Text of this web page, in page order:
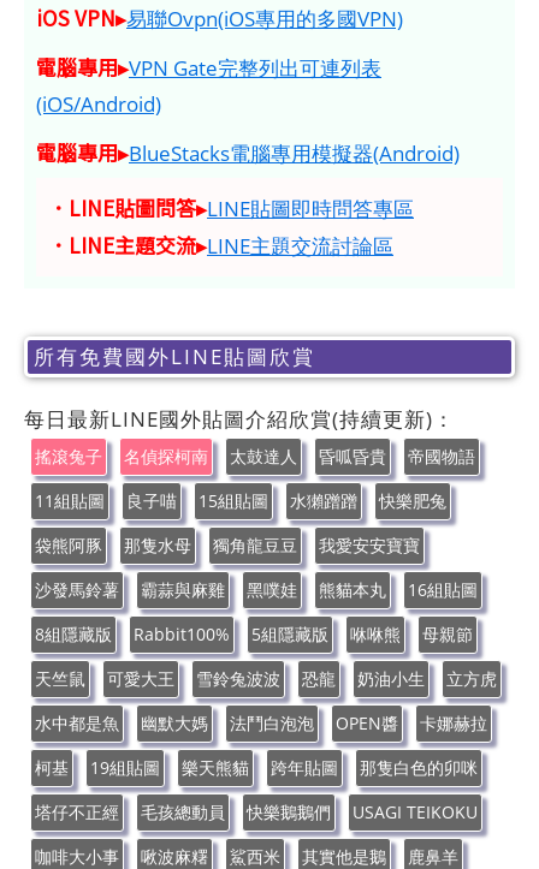
iOS VPN▸易聯Ovpn(iOS專用的多國VPN)
電腦專用▸VPN Gate完整列出可連列表
(iOS/Android)
電腦專用▸BlueStacks電腦專用模擬器(Android)
．LINE貼圖問答▸LINE貼圖即時問答專區
．LINE主題交流▸LINE主題交流討論區
所有免費國外LINE貼圖欣賞
每日最新LINE國外貼圖介紹欣賞(持續更新)：
搖滾兔子 名偵探柯南 太鼓達人 昏呱昏貴
帝國物語
11組貼圖
良子喵 15組貼圖 水獺蹭蹭
快樂肥兔
袋熊阿豚
那隻水母 獨角龍豆豆
我愛安安寶寶
沙發馬鈴薯
霸蒜與麻雞 黑噗娃 熊貓本丸
16組貼圖
8組隱藏版
Rabbit100% 5組隱藏版 咻咻熊
母親節
天竺鼠
可愛大王 雪鈴兔波波 恐龍 奶油小生
立方虎
水中都是魚
幽默大媽 法鬥白泡泡 OPEN醬
卡娜赫拉
柯基
19組貼圖 樂天熊貓 跨年貼圖
那隻白色的卯咪
塔仔不正經
毛孩總動員 快樂鵝鵝們
USAGI TEIKOKU
咖啡大小事
啾波麻糬 鯊西米 其實他是鵝
鹿鼻羊